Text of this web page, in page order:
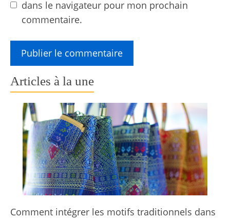
dans le navigateur pour mon prochain
commentaire.
Articles à la une
Comment intégrer les motifs traditionnels dans